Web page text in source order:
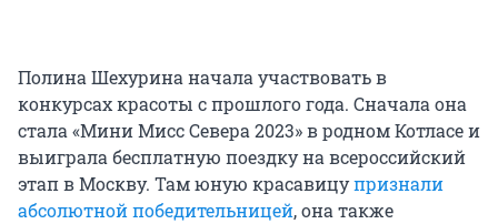
Полина Шехурина начала участвовать в
конкурсах красоты с прошлого года. Сначала она
стала «Мини Мисс Севера 2023» в родном Котласе и
выиграла бесплатную поездку на всероссийский
этап в Москву. Там юную красавицупризнали
абсолютной победительницей, она также